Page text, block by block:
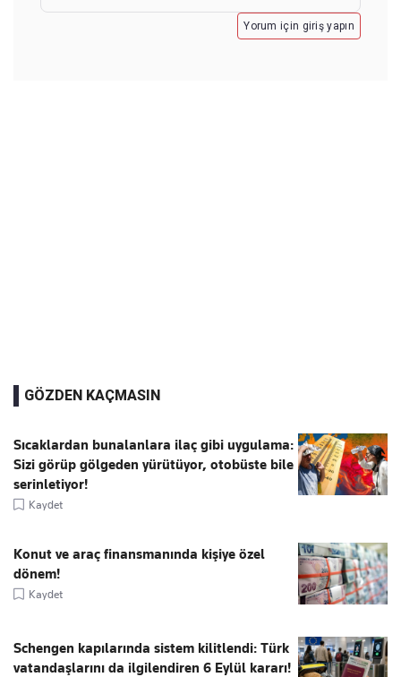
Yorum için giriş yapın
GÖZDEN KAÇMASIN
Sıcaklardan bunalanlara ilaç gibi uygulama:
Sizi görüp gölgeden yürütüyor, otobüste bile
serinletiyor!
Kaydet
Konut ve araç finansmanında kişiye özel
dönem!
Kaydet
Schengen kapılarında sistem kilitlendi: Türk
vatandaşlarını da ilgilendiren 6 Eylül kararı!